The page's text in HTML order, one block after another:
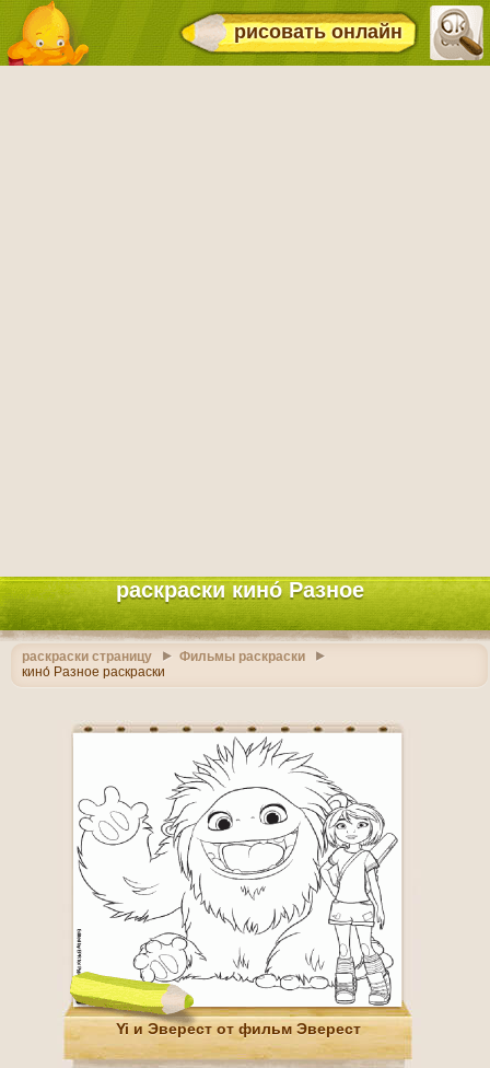
рисовать онлайн
раскраски кино́ Разное
раскраски страницу
Фильмы раскраски
кино́ Разное раскраски
Yi и Эверест от фильм Эверест